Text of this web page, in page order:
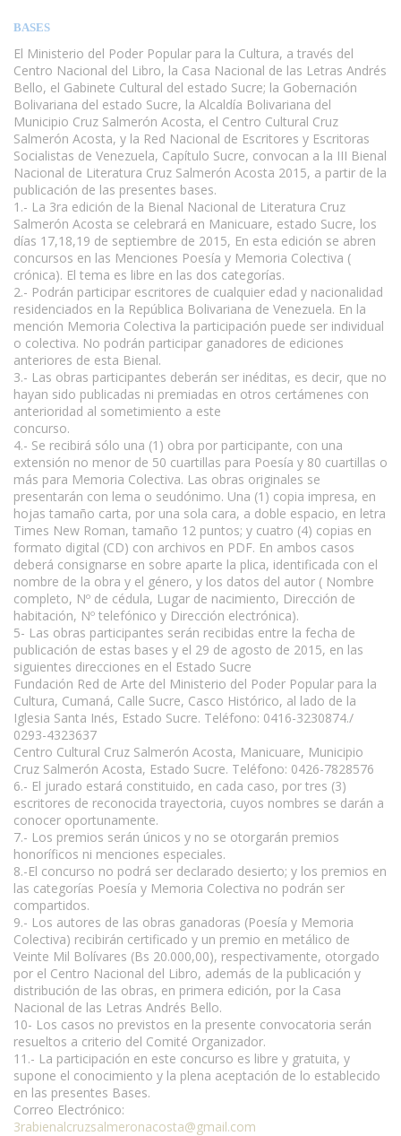
BASES
El Ministerio del Poder Popular para la Cultura, a través del
Centro Nacional del Libro, la Casa Nacional de las Letras Andrés
Bello, el Gabinete Cultural del estado Sucre; la Gobernación
Bolivariana del estado Sucre, la Alcaldía Bolivariana del
Municipio Cruz Salmerón Acosta, el Centro Cultural Cruz
Salmerón Acosta, y la Red Nacional de Escritores y Escritoras
Socialistas de Venezuela, Capítulo Sucre, convocan a la III Bienal
Nacional de Literatura Cruz Salmerón Acosta 2015, a partir de la
publicación de las presentes bases.
1.- La 3ra edición de la Bienal Nacional de Literatura Cruz
Salmerón Acosta se celebrará en Manicuare, estado Sucre, los
días 17,18,19 de septiembre de 2015, En esta edición se abren
concursos en las Menciones Poesía y Memoria Colectiva (
crónica). El tema es libre en las dos categorías.
2.- Podrán participar escritores de cualquier edad y nacionalidad
residenciados en la República Bolivariana de Venezuela. En la
mención Memoria Colectiva la participación puede ser individual
o colectiva. No podrán participar ganadores de ediciones
anteriores de esta Bienal.
3.- Las obras participantes deberán ser inéditas, es decir, que no
hayan sido publicadas ni premiadas en otros certámenes con
anterioridad al sometimiento a este
concurso.
4.- Se recibirá sólo una (1) obra por participante, con una
extensión no menor de 50 cuartillas para Poesía y 80 cuartillas o
más para Memoria Colectiva. Las obras originales se
presentarán con lema o seudónimo. Una (1) copia impresa, en
hojas tamaño carta, por una sola cara, a doble espacio, en letra
Times New Roman, tamaño 12 puntos; y cuatro (4) copias en
formato digital (CD) con archivos en PDF. En ambos casos
deberá consignarse en sobre aparte la plica, identificada con el
nombre de la obra y el género, y los datos del autor ( Nombre
completo, Nº de cédula, Lugar de nacimiento, Dirección de
habitación, Nº telefónico y Dirección electrónica).
5- Las obras participantes serán recibidas entre la fecha de
publicación de estas bases y el 29 de agosto de 2015, en las
siguientes direcciones en el Estado Sucre
Fundación Red de Arte del Ministerio del Poder Popular para la
Cultura, Cumaná, Calle Sucre, Casco Histórico, al lado de la
Iglesia Santa Inés, Estado Sucre. Teléfono: 0416-3230874./
0293-4323637
Centro Cultural Cruz Salmerón Acosta, Manicuare, Municipio
Cruz Salmerón Acosta, Estado Sucre. Teléfono: 0426-7828576
6.- El jurado estará constituido, en cada caso, por tres (3)
escritores de reconocida trayectoria, cuyos nombres se darán a
conocer oportunamente.
7.- Los premios serán únicos y no se otorgarán premios
honoríficos ni menciones especiales.
8.-El concurso no podrá ser declarado desierto; y los premios en
las categorías Poesía y Memoria Colectiva no podrán ser
compartidos.
9.- Los autores de las obras ganadoras (Poesía y Memoria
Colectiva) recibirán certificado y un premio en metálico de
Veinte Mil Bolívares (Bs 20.000,00), respectivamente, otorgado
por el Centro Nacional del Libro, además de la publicación y
distribución de las obras, en primera edición, por la Casa
Nacional de las Letras Andrés Bello.
10- Los casos no previstos en la presente convocatoria serán
resueltos a criterio del Comité Organizador.
11.- La participación en este concurso es libre y gratuita, y
supone el conocimiento y la plena aceptación de lo establecido
en las presentes Bases.
Correo Electrónico:
3rabienalcruzsalmeronacosta@gmail.com